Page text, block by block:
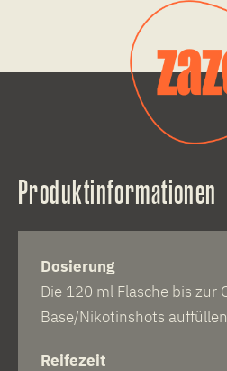
Produktinformationen
Dosierung
Die 120 ml Flasche bis zur
Base/Nikotinshots auffüllen
Reifezeit